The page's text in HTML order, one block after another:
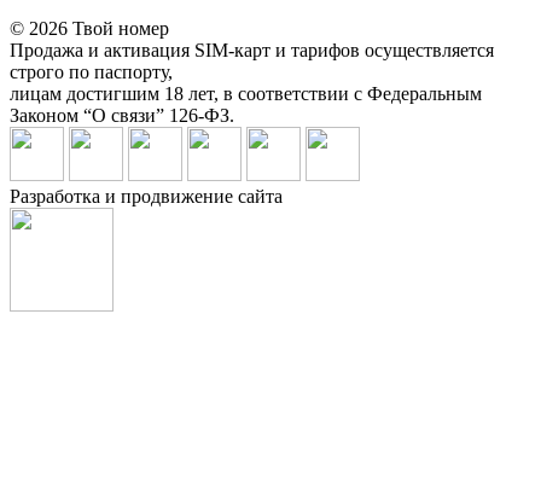
© 2026 Твой номер
Продажа и активация SIM-карт и тарифов осуществляется
строго по паспорту,
лицам достигшим 18 лет, в соответствии с Федеральным
Законом “О связи” 126-ФЗ.
Разработка и продвижение сайта